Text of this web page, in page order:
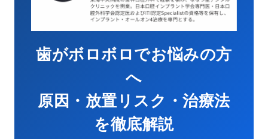
歯がボロボロでお悩みの方
へ
原因・放置リスク・治療法
を徹底解説